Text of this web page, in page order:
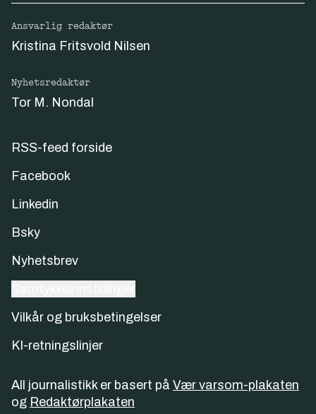
Ansvarlig redaktør
Kristina Fritsvold Nilsen
Nyhetsredaktør
Tor M. Nondal
RSS-feed forside
Facebook
Linkedin
Bsky
Nyhetsbrev
Vilkår og bruksbetingelser
KI-retningslinjer
All journalistikk er basert på Vær varsom-plakaten
og Redaktørplakaten